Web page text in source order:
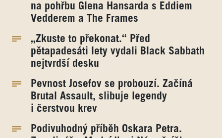
na pohřbu Glena Hansarda s Eddiem
Vedderem a The Frames
„Zkuste to překonat.“ Před
pětapadesáti lety vydali Black Sabbath
nejtvrdší desku
Pevnost Josefov se probouzí. Začíná
Brutal Assault, slibuje legendy
i čerstvou krev
Podivuhodný příběh Oskara Petra.